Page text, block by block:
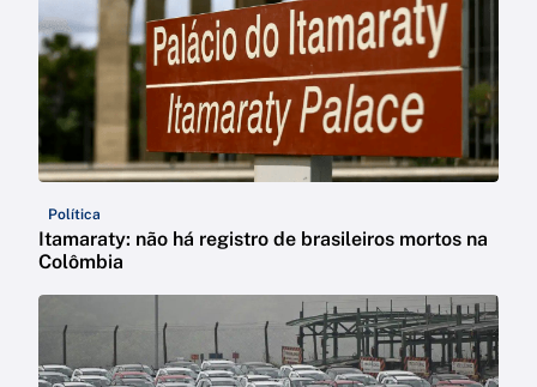
Política
Itamaraty: não há registro de brasileiros mortos na
Colômbia